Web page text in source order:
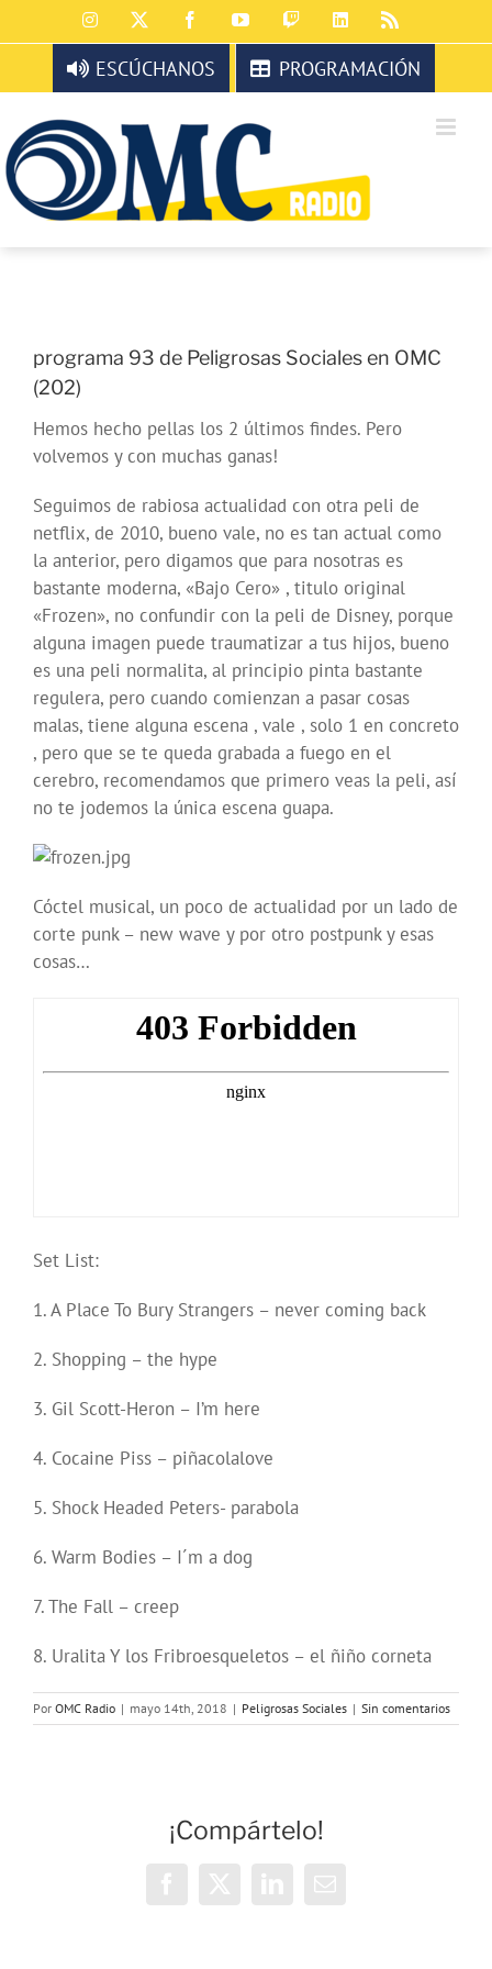
al
contenido
Instagram FacebookYouTubeTwitchLinkedIn
ESCÚCHANOS PROGRAMACIÓN
programa 93 de Peligrosas Sociales en OMC
(202)
Hemos hecho pellas los 2 últimos findes. Pero
volvemos y con muchas ganas!
Seguimos de rabiosa actualidad con otra peli de
netflix, de 2010, bueno vale, no es tan actual como
la anterior, pero digamos que para nosotras es
bastante moderna, «Bajo Cero» , titulo original
«Frozen», no confundir con la peli de Disney, porque
alguna imagen puede traumatizar a tus hijos, bueno
es una peli normalita, al principio pinta bastante
regulera, pero cuando comienzan a pasar cosas
malas, tiene alguna escena , vale , solo 1 en concreto
, pero que se te queda grabada a fuego en el
cerebro, recomendamos que primero veas la peli, así
no te jodemos la única escena guapa.
Cóctel musical, un poco de actualidad por un lado de
corte punk – new wave y por otro postpunk y esas
cosas…
Set List:
1. A Place To Bury Strangers – never coming back
2. Shopping – the hype
3. Gil Scott-Heron – I’m here
4. Cocaine Piss – piñacolalove
5. Shock Headed Peters- parabola
6. Warm Bodies – I´m a dog
7. The Fall – creep
8. Uralita Y los Fribroesqueletos – el ñiño corneta
Por OMC Radio | mayo 14th, 2018 | Peligrosas Sociales | Sin comentarios
¡Compártelo!